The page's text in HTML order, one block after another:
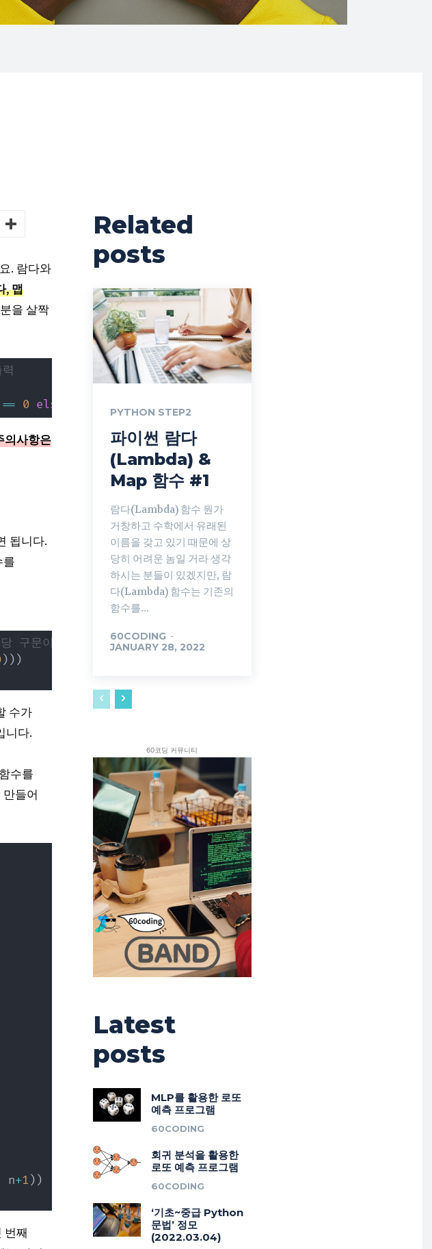
. 람다와
, 맵
을 살짝
== 0 else
의사항은
됩니다.
를
구문이 필요함
) ) )
수가
니다.
수를
들어
n+1 ) )
번째
Related
posts
PYTHON STEP2
파이썬 람다
(Lambda) &
Map 함수 #1
람다(Lambda) 함수 뭔가
거창하고 수학에서 유래된
이름을 갖고 있기 때문에 상
당히 어려운 놈일 거라 생각
하시는 분들이 있겠지만, 람
다(Lambda) 함수는 기존의
함수를...
60CODING -
JANUARY 28, 2022
60코딩 커뮤니티
Latest
posts
MLP를 활용한 로또
예측 프로그램
60CODING
회귀 분석을 활용한
로또 예측 프로그램
60CODING
‘기초~중급 Python
문법’ 정모
(2022.03.04)